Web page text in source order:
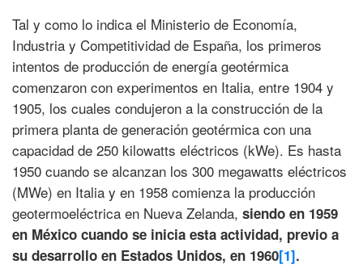
Tal y como lo indica el Ministerio de Economía,
Industria y Competitividad de España, los primeros
intentos de producción de energía geotérmica
comenzaron con experimentos en Italia, entre 1904 y
1905, los cuales condujeron a la construcción de la
primera planta de generación geotérmica con una
capacidad de 250 kilowatts eléctricos (kWe). Es hasta
1950 cuando se alcanzan los 300 megawatts eléctricos
(MWe) en Italia y en 1958 comienza la producción
geotermoeléctrica en Nueva Zelanda, siendo en 1959
en México cuando se inicia esta actividad, previo a
su desarrollo en Estados Unidos, en 1960[1].